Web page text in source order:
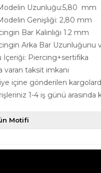
Uzunluğu:5,80 mm
Genişliği: 2,80 mm
Bar Kalınlığı 1.2 mm
Arka Bar Uzunluğunu
İçeriği: Piercing+sertifika
varan taksit imkanı
içine gönderilen
1-4 iş günü
Motifi